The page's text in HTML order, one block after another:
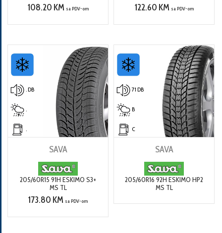
108.20 KM sa PDV-om 122.60 KM sa PDV-om
. DB
SAVA
205/60R15 91H ESKIMO S3+
MS TL
173.80 KM sa PDV-om
71 DB
B
C
SAVA
205/60R16 92H ESKIMO HP2
MS TL